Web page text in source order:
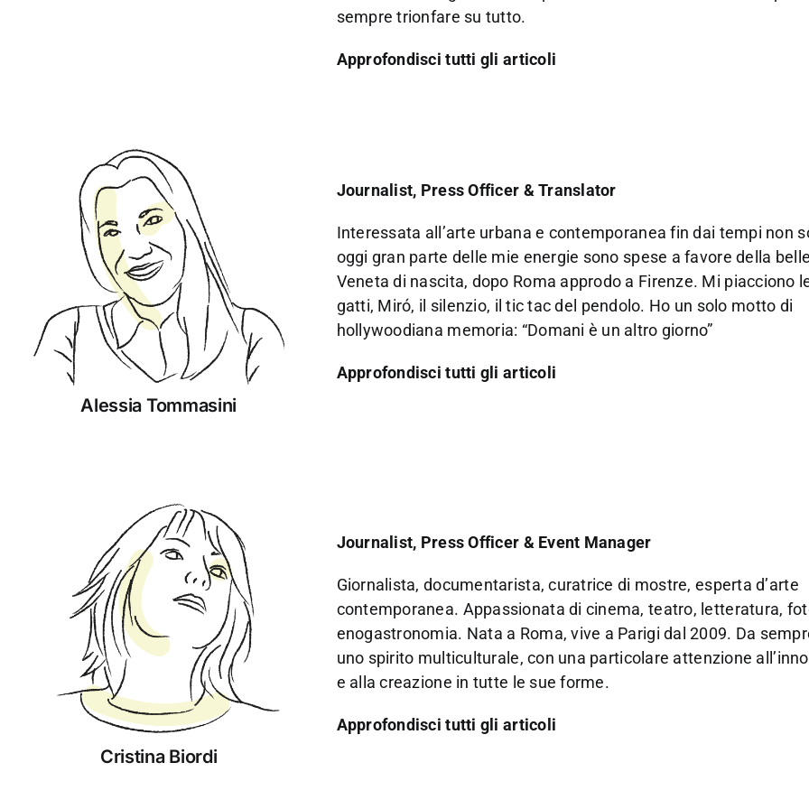
sempre trionfare su tutto.
Approfondisci tutti gli articoli
Alessia Tommasini
Journalist, Press Officer & Translator
Interessata all’arte urbana e contemporanea fin dai tempi non
oggi gran parte delle mie energie sono spese a favore della
Veneta di nascita, dopo Roma approdo a Firenze. Mi piacciono
gatti, Miró, il silenzio, il tic tac del pendolo. Ho un solo motto di
hollywoodiana memoria: “Domani è un altro giorno”
Approfondisci tutti gli articoli
Cristina Biordi
Journalist, Press Officer & Event Manager
Giornalista, documentarista, curatrice di mostre, esperta d’arte
contemporanea. Appassionata di cinema, teatro, letteratura,
enogastronomia. Nata a Roma, vive a Parigi dal 2009. Da
uno spirito multiculturale, con una particolare attenzione
e alla creazione in tutte le sue forme.
Approfondisci tutti gli articoli